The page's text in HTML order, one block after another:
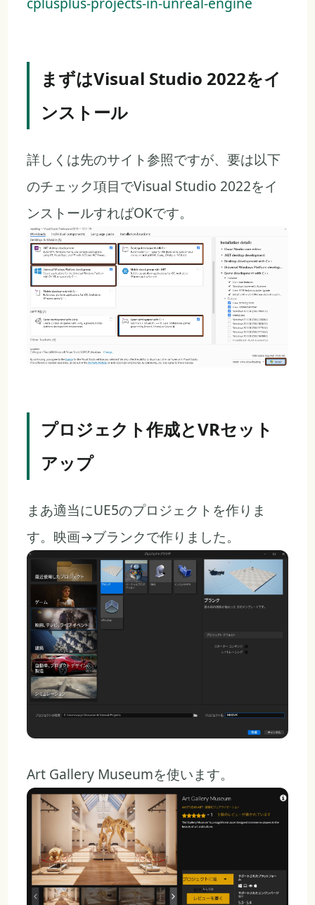
まずはVisual Studio 2022をイ
ンストール
詳しくは先のサイト参照ですが、要は以下
のチェック項目でVisual Studio 2022をイ
ンストールすればOKです。
プロジェクト作成とVRセット
アップ
まあ適当にUE5のプロジェクトを作りま
す。映画→ブランクで作りました。
Art Gallery Museumを使います。